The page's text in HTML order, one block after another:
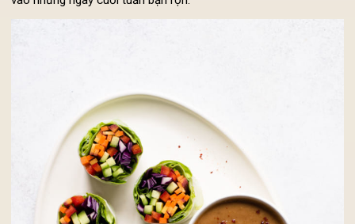
này khá dễ mua và tìm thấy cũng giúp cho các ông/bà